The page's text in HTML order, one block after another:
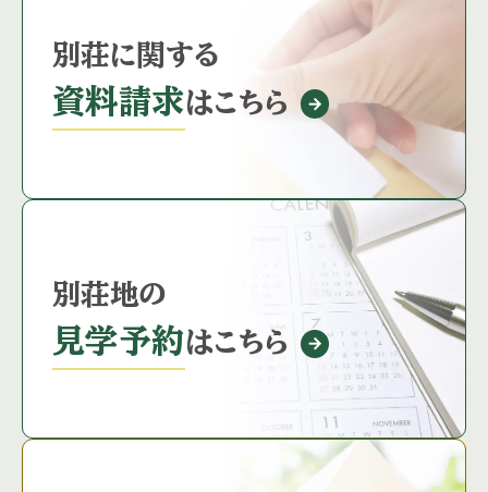
別荘に関する
資料請求はこちら
別荘地の
見学予約はこちら